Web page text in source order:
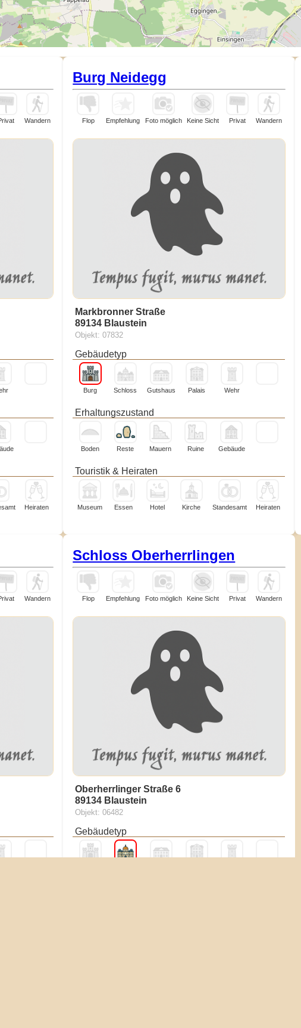
Wandern
Heiraten
Burg Neidegg
Flop Empfehlung Foto möglich Keine Sicht Privat Wandern
Markbronner Straße
89134 Blaustein
Objekt: 07832
Gebäudetyp
Burg Schloss Gutshaus Palais Wehr
Erhaltungszustand
Boden Reste Mauern Ruine Gebäude
Touristik & Heiraten
Museum Essen Hotel Kirche Standesamt Heiraten
Wandern
Schloss Oberherrlingen
Flop Empfehlung Foto möglich Keine Sicht Privat Wandern
Oberherrlinger Straße 6
89134 Blaustein
Objekt: 06482
Gebäudetyp